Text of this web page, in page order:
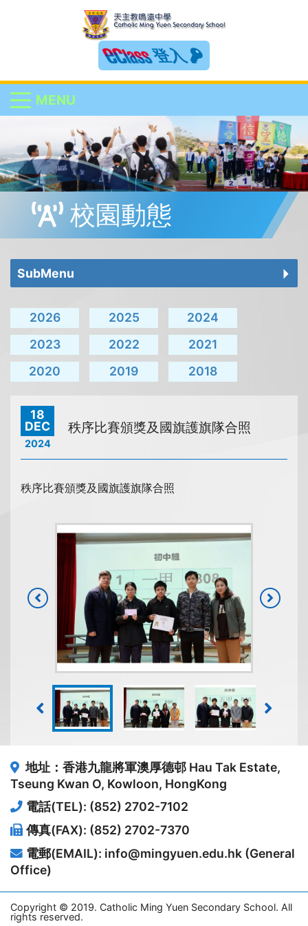
登入
MENU
校園動態
SubMenu
2026 2025
2024
2023
2022
2021
2020
2019 2018
18
DEC
2024
秩序比賽頒獎及國旗護旗隊合照
秩序比賽頒獎及國旗護旗隊合照
地址：香港九龍將軍澳厚德邨 Hau Tak Estate,
Tseung Kwan O, Kowloon, HongKong
電話(TEL): (852) 2702-7102
傳真(FAX): (852) 2702-7370
電郵(EMAIL): info@mingyuen.edu.hk (General
Office)
Copyright © 2019. Catholic Ming Yuen Secondary School. All
rights reserved.